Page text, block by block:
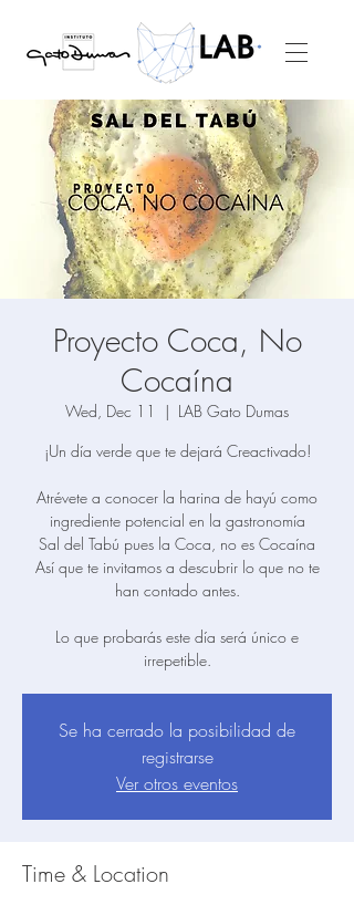
Proyecto Coca, No
Cocaína
Wed, Dec 11
  |
LAB Gato Dumas
¡Un día verde que te dejará Creactivado!
Atrévete a conocer la harina de hayú como
ingrediente potencial en la gastronomía
Sal del Tabú pues la Coca, no es Cocaína
Así que te invitamos a descubrir lo que no te
han contado antes.
Lo que probarás este día será único e
irrepetible.
Se ha cerrado la posibilidad de
registrarse
Ver otros eventos
Time & Location